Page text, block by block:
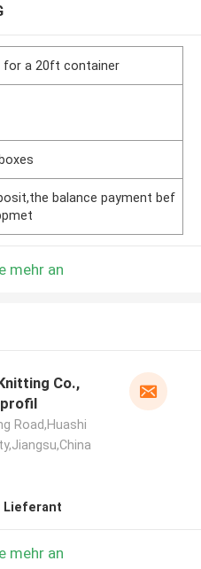
for a 20ft container
balance payment bef
mehr an
Co.,
Road,Huashi
Lieferant
mehr an